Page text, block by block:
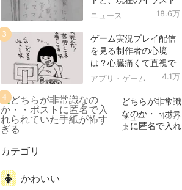
を投稿したツイートが
ニュース 18.6万
ゲーム実況プレイ配信
を見る制作者の心境
は？心臓痛くて直視で
きなかった！
アプリ・ゲーム 4.1万
3
どちらが非常識
なのか・・ポス
トに匿名で入れ
ニュー
ス
4.9万
4
カテゴリ
かわいい